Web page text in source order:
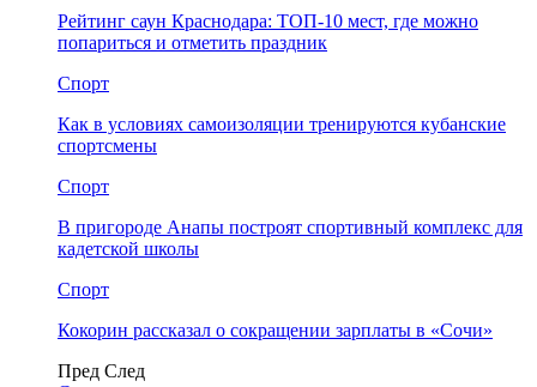
Рейтинг саун Краснодара: ТОП-10 мест, где можно
попариться и отметить праздник
Спорт
Как в условиях самоизоляции тренируются кубанские
спортсмены
Спорт
В пригороде Анапы построят спортивный комплекс для
кадетской школы
Спорт
Кокорин рассказал о сокращении зарплаты в «Сочи»
Пред След